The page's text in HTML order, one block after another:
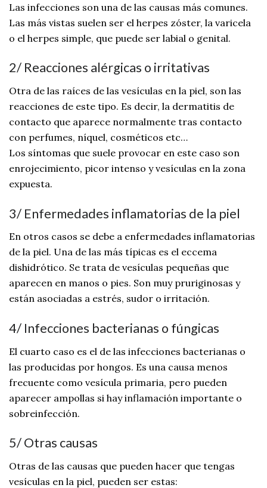
Las infecciones son una de las causas más comunes.
Las más vistas suelen ser el herpes zóster, la varicela
o el herpes simple, que puede ser labial o genital.
2/ Reacciones alérgicas o irritativas
Otra de las raíces de las vesículas en la piel, son las
reacciones de este tipo. Es decir, la dermatitis de
contacto que aparece normalmente tras contacto
con perfumes, níquel, cosméticos etc…
Los síntomas que suele provocar en este caso son
enrojecimiento, picor intenso y vesículas en la zona
expuesta.
3/ Enfermedades inflamatorias de la piel
En otros casos se debe a enfermedades inflamatorias
de la piel. Una de las más típicas es el eccema
dishidrótico. Se trata de vesículas pequeñas que
aparecen en manos o pies. Son muy pruriginosas y
están asociadas a estrés, sudor o irritación.
4/ Infecciones bacterianas o fúngicas
El cuarto caso es el de las infecciones bacterianas o
las producidas por hongos. Es una causa menos
frecuente como vesícula primaria, pero pueden
aparecer ampollas si hay inflamación importante o
sobreinfección.
5/ Otras causas
Otras de las causas que pueden hacer que tengas
vesículas en la piel, pueden ser estas: